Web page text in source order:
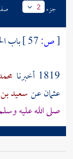
جزء 2
[ص:
باب
1819 أخبرنا
عثمانعنسعيد
صلى الله عليه